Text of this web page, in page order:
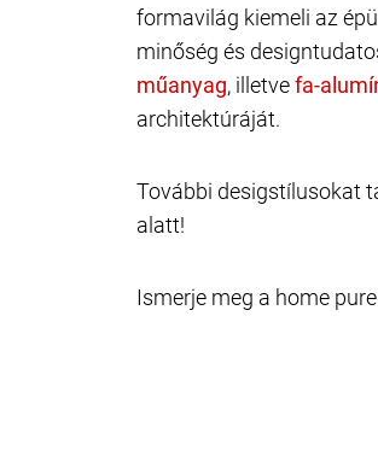
formavilág kiemeli az
minőség és
, illetve
architektúráját.
További desigstílusokat
alatt!
Ismerje meg a home